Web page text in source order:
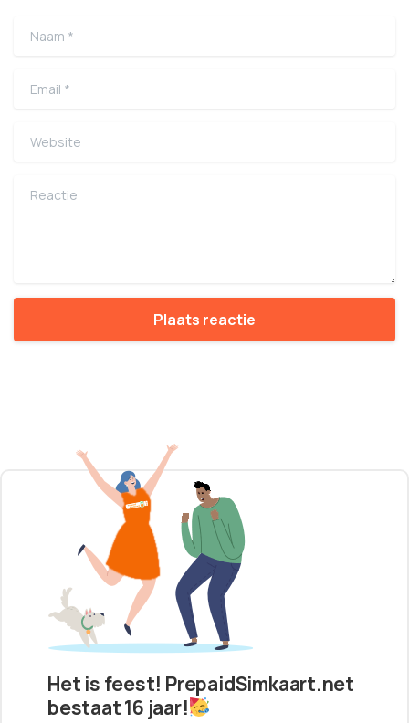
Naam
Email
Website
Reactie
Het is feest! PrepaidSimkaart.net
bestaat 16 jaar!